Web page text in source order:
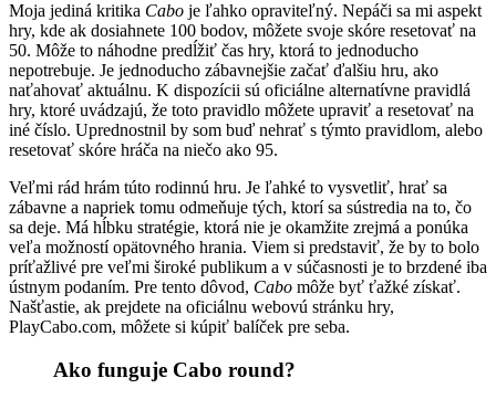
Moja jediná kritika Cabo je ľahko opraviteľný. Nepáči sa mi aspekt
hry, kde ak dosiahnete 100 bodov, môžete svoje skóre resetovať na
50. Môže to náhodne predĺžiť čas hry, ktorá to jednoducho
nepotrebuje. Je jednoducho zábavnejšie začať ďalšiu hru, ako
naťahovať aktuálnu. K dispozícii sú oficiálne alternatívne pravidlá
hry, ktoré uvádzajú, že toto pravidlo môžete upraviť a resetovať na
iné číslo. Uprednostnil by som buď nehrať s týmto pravidlom, alebo
resetovať skóre hráča na niečo ako 95.
Veľmi rád hrám túto rodinnú hru. Je ľahké to vysvetliť, hrať sa
zábavne a napriek tomu odmeňuje tých, ktorí sa sústredia na to, čo
sa deje. Má hĺbku stratégie, ktorá nie je okamžite zrejmá a ponúka
veľa možností opätovného hrania. Viem si predstaviť, že by to bolo
príťažlivé pre veľmi široké publikum a v súčasnosti je to brzdené iba
ústnym podaním. Pre tento dôvod, Cabo môže byť ťažké získať.
Našťastie, ak prejdete na oficiálnu webovú stránku hry,
PlayCabo.com, môžete si kúpiť balíček pre seba.
Ako funguje Cabo round?